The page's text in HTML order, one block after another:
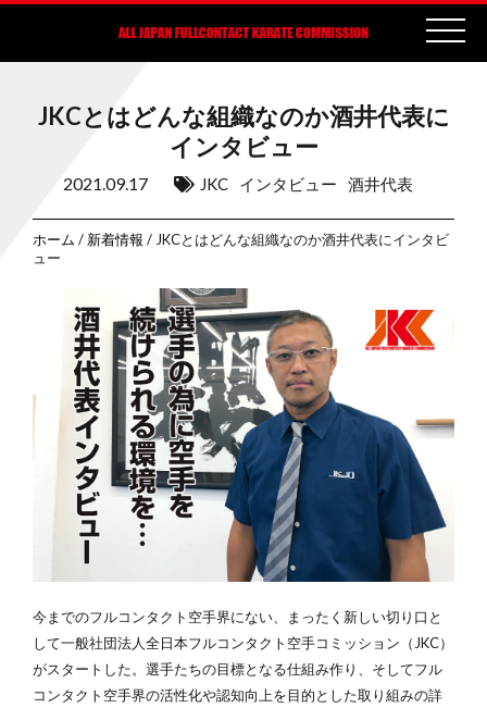
JKCとはどんな組織なのか酒井代表に
インタビュー
2021.09.17 JKC インタビュー 酒井代表
ホーム / 新着情報 / JKCとはどんな組織なのか酒井代表にインタビ
ュー
今までのフルコンタクト空手界にない、まったく新しい切り口と
して一般社団法人全日本フルコンタクト空手コミッション（JKC）
がスタートした。選手たちの目標となる仕組み作り、そしてフル
コンタクト空手界の活性化や認知向上を目的とした取り組みの詳